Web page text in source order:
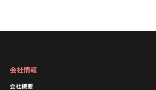
会社情報
会社概要